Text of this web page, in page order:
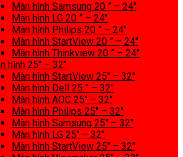
Màn hình Samsung 20 ” – 24″
Màn hình LG 20 ” – 24″
Màn hình Philips 20 ” – 24″
Màn hình StartView 20 ” – 24″
Màn hình Thinkview 20 ” – 24″
hình 25″ – 32″
Màn hình StartView 25″ – 32″
Màn hình Dell 25 ” – 32″
Màn hình AOC 25″ – 32″
Màn hình Philips 25″ – 32″
Màn hình Samsung 25″ – 32″
Màn hình LG 25″ – 32″
Màn hình StartView 25″ – 32″